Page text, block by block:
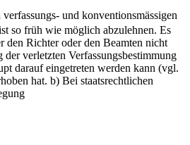
und konventionsmässigen
so früh wie möglich abzulehnen. Es
den Richter oder den Beamten nicht
verletzten Verfassungsbestimmung
darauf eingetreten werden kann (vgl.
hat. b) Bei staatsrechtlichen